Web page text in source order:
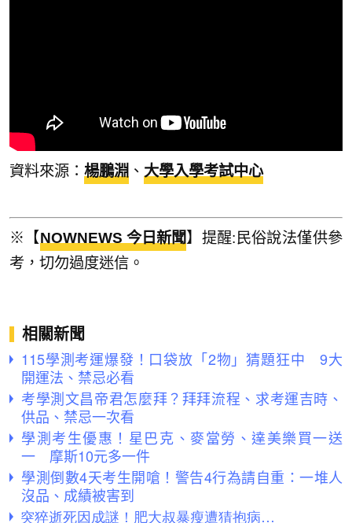
資料來源： 楊鵬淵 、 大學入學考試中心
※【NOWNEWS 今日新聞】提醒:民俗說法僅供參
考，切勿過度迷信。
相關新聞
115學測考運爆發！口袋放「2物」猜題狂中 9大
開運法、禁忌必看
考學測文昌帝君怎麼拜？拜拜流程、求考運吉時、
供品、禁忌一次看
學測考生優惠！星巴克、麥當勞、達美樂買一送
一 摩斯10元多一件
學測倒數4天考生開嗆！警告4行為請自重：一堆人
沒品、成績被害到